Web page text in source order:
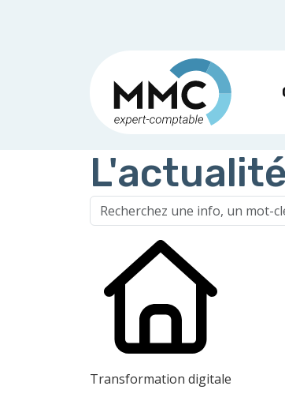
Transformation digitale